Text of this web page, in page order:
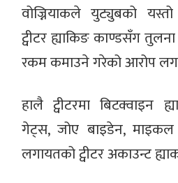
वोज्नियाकले युट्युबको
ट्वीटर ह्याकिङ काण्डसँग
रकम कमाउने गरेको आरोप
हालै ट्वीटरमा बिटक्वाइन
गेट्स, जोए बाइडेन, माइकल
लगायतको ट्वीटर अकाउन्ट